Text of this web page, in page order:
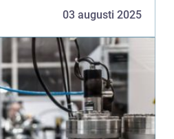
03 augusti 2025